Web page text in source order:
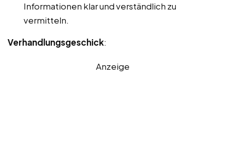
Informationen klar und verständlich zu
vermitteln.
Verhandlungsgeschick:
Anzeige